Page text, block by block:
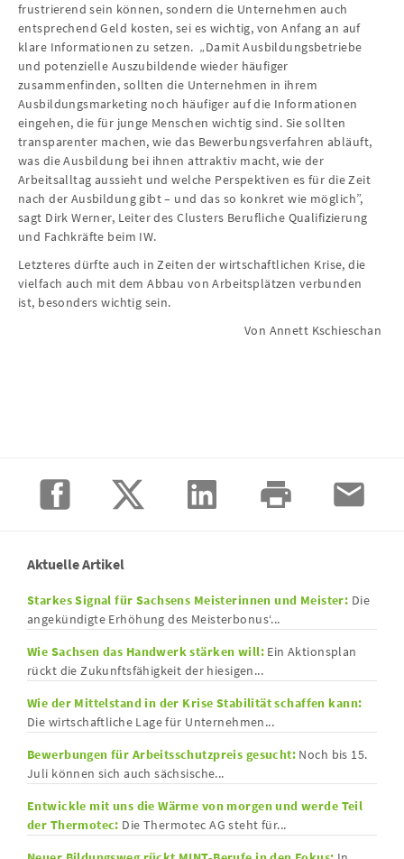
frustrierend sein können, sondern die Unternehmen auch
entsprechend Geld kosten, sei es wichtig, von Anfang an auf
klare Informationen zu setzen. „Damit Ausbildungsbetriebe
und potenzielle Auszubildende wieder häufiger
zusammenfinden, sollten die Unternehmen in ihrem
Ausbildungsmarketing noch häufiger auf die Informationen
eingehen, die für junge Menschen wichtig sind. Sie sollten
transparenter machen, wie das Bewerbungsverfahren abläuft,
was die Ausbildung bei ihnen attraktiv macht, wie der
Arbeitsalltag aussieht und welche Perspektiven es für die Zeit
nach der Ausbildung gibt – und das so konkret wie möglich”,
sagt Dirk Werner, Leiter des Clusters Berufliche Qualifizierung
und Fachkräfte beim IW.
Letzteres dürfte auch in Zeiten der wirtschaftlichen Krise, die
vielfach auch mit dem Abbau von Arbeitsplätzen verbunden
ist, besonders wichtig sein.
Von Annett Kschieschan
Aktuelle Artikel
Starkes Signal für Sachsens Meisterinnen und Meister: Die
angekündigte Erhöhung des Meisterbonus‘...
Wie Sachsen das Handwerk stärken will:Ein Aktionsplan
rückt die Zukunftsfähigkeit der hiesigen...
Wie der Mittelstand in der Krise Stabilität schaffen kann:
Die wirtschaftliche Lage für Unternehmen...
Bewerbungen für Arbeitsschutzpreis gesucht: Noch bis 15.
Juli können sich auch sächsische...
Entwickle mit uns die Wärme von morgen und werde Teil
der Thermotec: Die Thermotec AG steht für...